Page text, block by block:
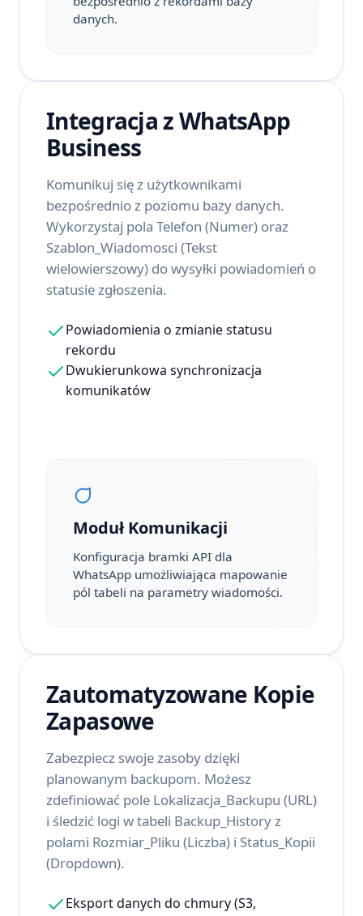
danych.
Integracja z WhatsApp
Business
Komunikuj się z użytkownikami
bezpośrednio z poziomu bazy danych.
Wykorzystaj pola Telefon (Numer) oraz
Szablon_Wiadomosci (Tekst
wielowierszowy) do wysyłki powiadomień o
statusie zgłoszenia.
Powiadomienia o zmianie statusu
rekordu
Dwukierunkowa synchronizacja
komunikatów
Moduł Komunikacji
Konfiguracja bramki API dla
WhatsApp umożliwiająca mapowanie
pól tabeli na parametry wiadomości.
Zautomatyzowane Kopie
Zapasowe
Zabezpiecz swoje zasoby dzięki
planowanym backupom. Możesz
zdefiniować pole Lokalizacja_Backupu (URL)
i śledzić logi w tabeli Backup_History z
polami Rozmiar_Pliku (Liczba) i Status_Kopii
(Dropdown).
Eksport danych do chmury (S3,